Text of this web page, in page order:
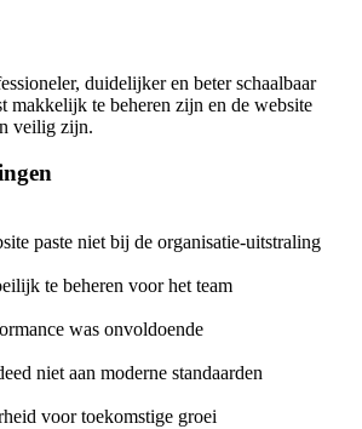
duidelijker en beter schaalbaar
makkelijk te beheren zijn en de website
veilig zijn.
paste niet bij de organisatie-uitstraling
te beheren voor het team
was onvoldoende
niet aan moderne standaarden
voor toekomstige groei